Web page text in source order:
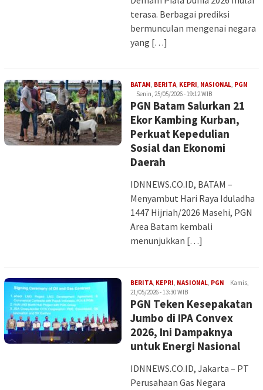
terasa. Berbagai prediksi
bermunculan mengenai negara
yang […]
BATAM, BERITA, KEPRI, NASIONAL, PGN
Senin, 25/05/2026 - 19:12 WIB
PGN Batam Salurkan 21
Ekor Kambing Kurban,
Perkuat Kepedulian
Sosial dan Ekonomi
Daerah
IDNNEWS.CO.ID, BATAM –
Menyambut Hari Raya Iduladha
1447 Hijriah/2026 Masehi, PGN
Area Batam kembali
menunjukkan […]
BERITA, KEPRI, NASIONAL, PGN Iman
Kamis,
21/05/2026 - 13:30 WIB
PGN Teken Kesepakatan
Jumbo di IPA Convex
2026, Ini Dampaknya
untuk Energi Nasional
IDNNEWS.CO.ID, Jakarta – PT
Perusahaan Gas Negara